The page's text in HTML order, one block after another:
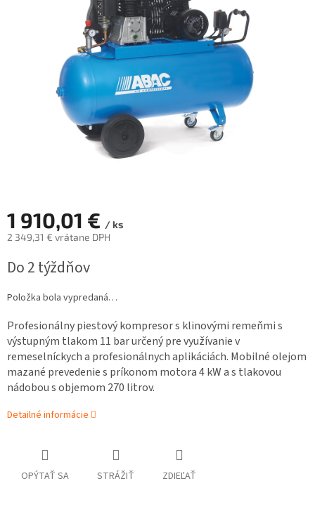
1 910,01 € / ks
2 349,31 € vrátane DPH
cena:
Do 2 týždňov
Položka bola vypredaná…
Profesionálny piestový kompresor s klinovými remeňmi s
výstupným tlakom 11 bar určený pre využívanie v
remeselníckych a profesionálnych aplikáciách. Mobilné olejom
mazané prevedenie s príkonom motora 4 kW a s tlakovou
nádobou s objemom 270 litrov.
Detailné informácie
OPÝTAŤ SA STRÁŽIŤ ZDIEĽAŤ